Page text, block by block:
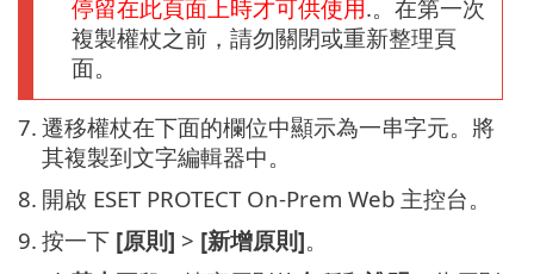
停留在此頁面上時才可供使用.。在第一次
複製權杖之前，請勿關閉或重新整理頁
面。
7. 遷移權杖在下面的欄位中顯示為一串字元。將
其複製到文字編輯器中。
8. 開啟 ESET PROTECT On-Prem Web 主控台。
9. 按一下 [原則] > [新增原則]。